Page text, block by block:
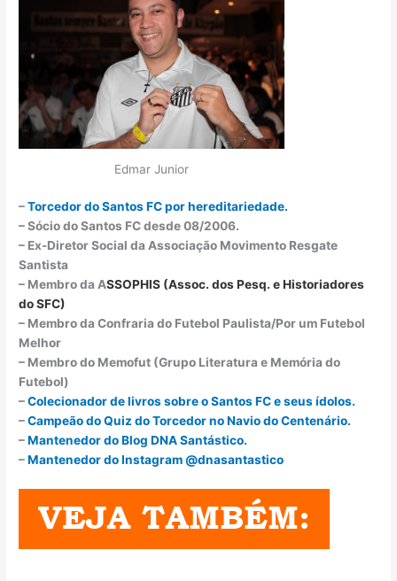
Edmar Junior
–Torcedor do Santos FC por hereditariedade.
– Sócio do Santos FC desde 08/2006.
– Ex-Diretor Social da Associação Movimento Resgate
Santista
– Membro da ASSOPHIS (Assoc. dos Pesq. e Historiadores
do SFC)
– Membro da Confraria do Futebol Paulista/Por um Futebol
Melhor
– Membro do Memofut (Grupo Literatura e Memória do
Futebol)
–Colecionador de livros sobre o Santos FC e seus ídolos.
–Campeão do Quiz do Torcedor no Navio do Centenário.
–Mantenedor do Blog DNA Santástico.
–Mantenedor do Instagram @dnasantastico